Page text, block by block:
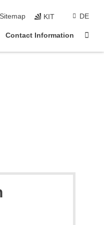
Sitemap KIT DE
Contact Information